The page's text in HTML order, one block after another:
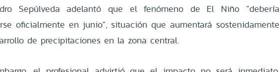
Sepúlveda adelantó que el fenómeno de El Niño "debería
oficialmente en junio", situación que aumentará sostenidamente
de precipitaciones en la zona central.